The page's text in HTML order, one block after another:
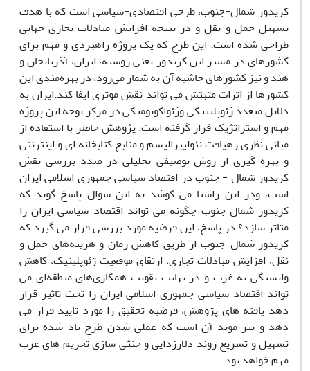
کریدور شمال-جنوب،‌ طرحی اقتصادی-سیاسی است که با هدف
تسهیل حمل و نقل و در نتیجه افزایش مبادلات تجاری جهانی
طراحی شده است. این طرح که یک پروژه راهبردی و مهم برای
کشورهای در مسیر این کریدور یعنی روسیه، ایران، آذربایجان و
هند و نیز کشورهای حاشیه آن به شمار می‌رود، در بهره‌مندی این
کشورها از اثرات مثبتش می تواند نقش موثری ایفا کند.ایران به
دلایل متعدد ژئوپلیتیکی وژئواکونومیکی در مرکز توجه این پروژه
مهم و استراتژیک قرار گرفته است. پژوهش حاضر با استفاده از
مبانی نظری رهیافت نئولیبرالیسم و منابع کتابخانه ای و اینترنتی
و بهره گیری از روش توصیفی-تحلیلی در صدد بررسی نقش
کریدور شمال - جنوب در اقتصاد سیاسی جمهوری اسلامی ایران
است، ودر این راستا می کوشد به این سوال پاسخ گوید که
کریدور شمال جنوب چگونه می تواند اقتصاد سیاسی ایران را
متاثر سازد؟ در پاسخ، این فرضیه مورد بررسی قرار می گیرد که
کریدور شمال-جنوب از طریق کاهش زمان و هزینه‌های حمل و
نقل، افزایش مبادلات تجاری، ارتقای موقعیت ژئوپلیتیک، کاهش
وابستگی به غرب و در نهایت تقویت همکاری‌های منطقه‌ای می
تواند اقتصاد سیاسی جمهوری اسلامی ایران را تحت تاثیر قرار
دهد یافته های پژوهش، فرضیه تحقیق را مورد تایید قرار می
دهد و نیز موید آن است که عملی شدن طرح یاد شده برای
تسهیل و تسریع روند دلارزدایی و خنثی سازی تحریم های غرب
مهم خواهد بود.